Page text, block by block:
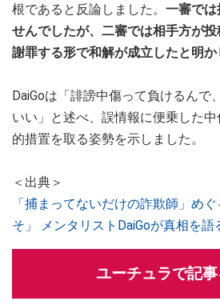
根であると反論しました。 一審では
せんでしたが、二審では相手方が
謝罪する形で和解が成立したと明か
DaiGoは「誹謗中傷って負けるんで
いい」と述べ、誤情報に便乗した
的措置を取る姿勢を示しました。
＜出典＞
「捕まってないだけの詐欺師」め
そ」 メンタリストDaiGoが真相を語
ユーチュラで記